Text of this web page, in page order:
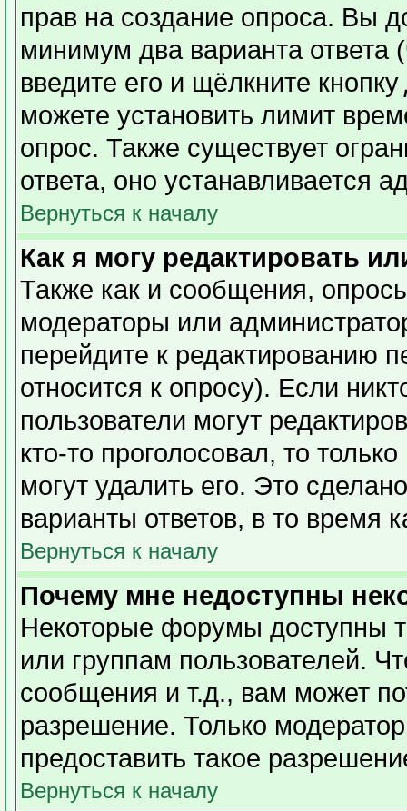
прав на создание опроса. Вы
минимум два варианта ответа
введите его и щёлкните кнопку
можете установить лимит
опрос. Также существует
ответа, оно устанавливается
Вернуться к началу
Как я могу редактировать
Также как и сообщения,
модераторы или
перейдите к редактированию
относится к опросу). Если
пользователи могут
кто-то проголосовал, то
могут удалить его. Это
варианты ответов, в то время
Вернуться к началу
Почему мне недоступны
Некоторые форумы доступны
или группам пользователей.
сообщения и т.д., вам может
разрешение. Только
предоставить такое
Вернуться к началу